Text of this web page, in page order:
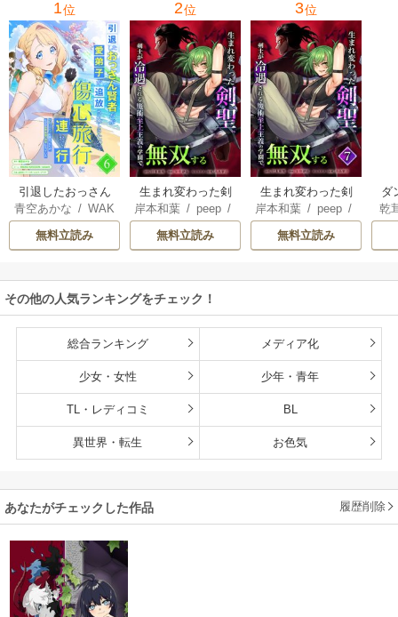
復讐＆『ざま
ぁ！』します！
1位
引退したおっさん
賢者だが愛弟子が
追放されてきたの
で傷心旅行に連れ
イフな旅のつもり
が、なぜか世界最
強の師弟になって
版】
青空あかな /WAK
ANA KURAGUCHI
pallet/アイラ
listaSTUDIO
無料立読み
2位
生まれ変わった剣
聖、剣士が冷遇さ
れる魔術至上主義
の学園で無双する
岸本和葉/ peep/
染野静也/
/taskey STUDI
無料立読み
3位
生まれ変わった剣
聖、剣士が冷遇さ
れる魔術至上主義
の学園で無双する
岸本和葉/ peep/
染野静也/
/taskey STUDI
無料立読み
ダ
込
乾
その他の人気ランキングをチェック！
総合ランキング メディア化
少女・女性 少年・青年
TL・レディコミ BL
異世界・転生 お色気
あなたがチェックした作品 履歴削除